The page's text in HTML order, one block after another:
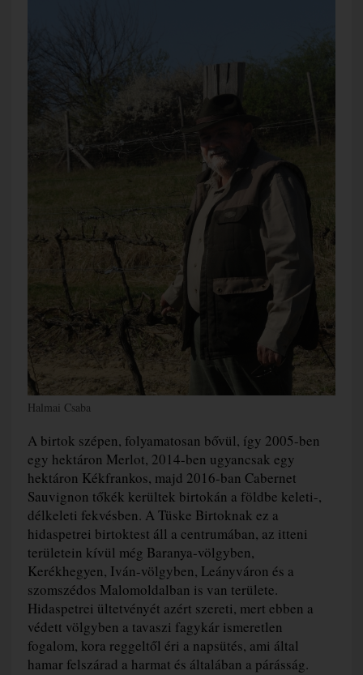
Halmai Csaba
A birtok szépen, folyamatosan bővül, így 2005-ben
egy hektáron Merlot, 2014-ben ugyancsak egy
hektáron Kékfrankos, majd 2016-ban Cabernet
Sauvignon tőkék kerültek birtokán a földbe keleti-,
délkeleti fekvésben. A Tüske Birtoknak ez a
hidaspetrei birtoktest áll a centrumában, az itteni
területein kívül még Baranya-völgyben,
Kerékhegyen, Iván-völgyben, Leányváron és a
szomszédos Malomoldalban is van területe.
Hidaspetrei ültetvényét azért szereti, mert ebben a
védett völgyben a tavaszi fagykár ismeretlen
fogalom, kora reggeltől éri a napsütés, ami által
hamar felszárad a harmat és általában a párásság.